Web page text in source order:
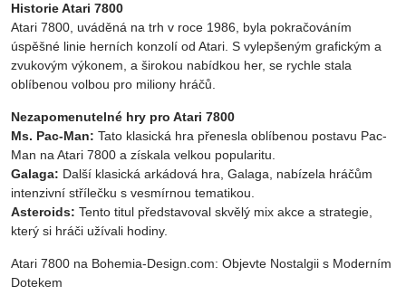
Historie Atari 7800
Atari 7800, uváděná na trh v roce 1986, byla pokračováním
úspěšné linie herních konzolí od Atari. S vylepšeným grafickým a
zvukovým výkonem, a širokou nabídkou her, se rychle stala
oblíbenou volbou pro miliony hráčů.
Nezapomenutelné hry pro Atari 7800
Ms. Pac-Man: Tato klasická hra přenesla oblíbenou postavu Pac-
Man na Atari 7800 a získala velkou popularitu.
Galaga: Další klasická arkádová hra, Galaga, nabízela hráčům
intenzivní střílečku s vesmírnou tematikou.
Asteroids: Tento titul představoval skvělý mix akce a strategie,
který si hráči užívali hodiny.
Atari 7800 na Bohemia-Design.com: Objevte Nostalgii s Moderním
Dotekem